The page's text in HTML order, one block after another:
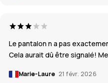
Le pantalon n a pas
Cela aurait dû être signalé!
Marie-Laure 21 févr. 2026